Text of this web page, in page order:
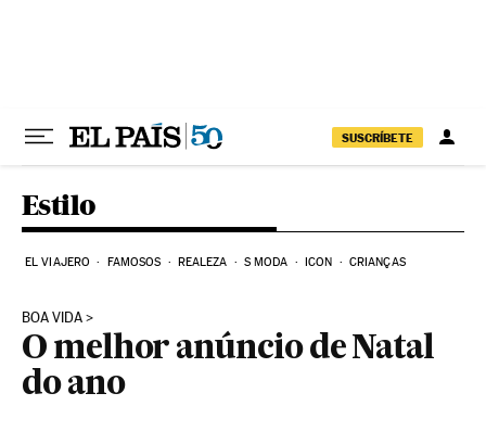
SUSCRÍBETE
Estilo
EL VIAJERO FAMOSOS REALEZA S MODA ICON CRIANÇAS
BOA VIDA
O melhor anúncio de Natal
do ano